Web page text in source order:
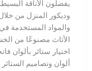
يفضلون الأناقة
وديكور المنزل من خلال
والمواد المستخدمة في
الأثاث مصنوعًا من
اختيار ستائر بألوان
ألوان وتصاميم الستائر